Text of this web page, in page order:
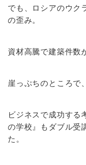
でも、ロシアのウク
の歪み。
資材高騰で建築件数
崖っぷちのところで
ビジネスで成功する
の学校』もダブル受
た。